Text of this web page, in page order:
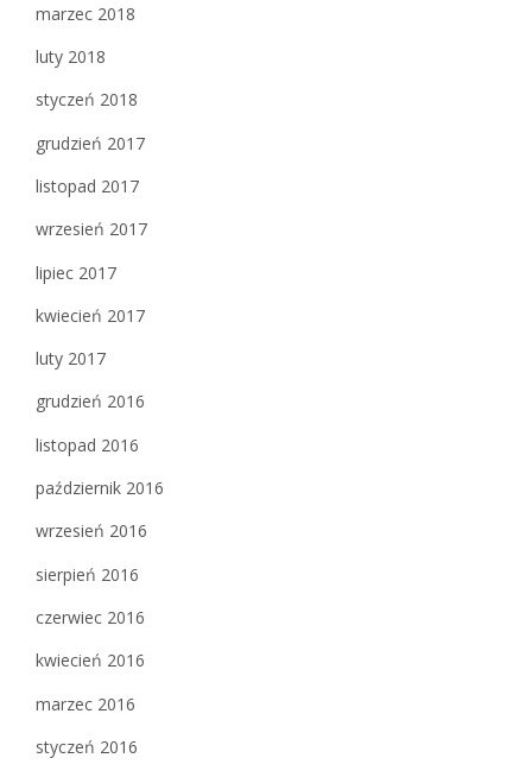
marzec 2018
luty 2018
styczeń 2018
grudzień 2017
listopad 2017
wrzesień 2017
lipiec 2017
kwiecień 2017
luty 2017
grudzień 2016
listopad 2016
październik 2016
wrzesień 2016
sierpień 2016
czerwiec 2016
kwiecień 2016
marzec 2016
styczeń 2016